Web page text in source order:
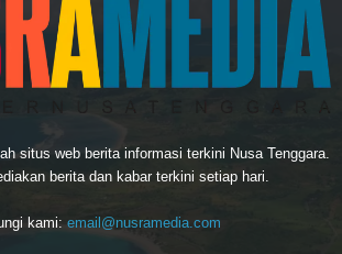
situs web berita informasi terkini Nusa Tenggara.
berita dan kabar terkini setiap hari.
kami: email@nusramedia.com